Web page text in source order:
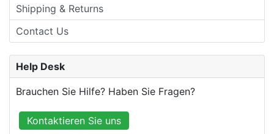
Shipping & Returns
Contact Us
Help Desk
Brauchen Sie Hilfe? Haben Sie Fragen?
Kontaktieren Sie uns